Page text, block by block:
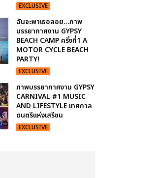
EXCLUSIVE
ฉันจะพาเธอลอย...ภาพ
บรรยากาศงาน GYPSY
BEACH CAMP ครั้งที่1 A
MOTOR CYCLE BEACH
PARTY!
EXCLUSIVE
ภาพบรรยากาศงาน GYPSY
CARNIVAL #1 MUSIC
AND LIFESTYLE เทศกาล
ดนตรีแห่งเสรีชน
EXCLUSIVE